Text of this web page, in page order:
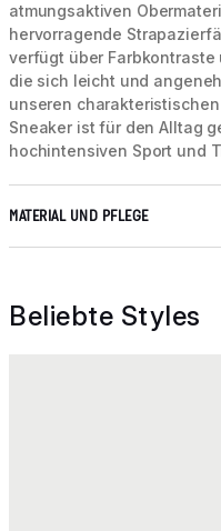
atmungsaktiven
hervorragende
verfügt über Farbkontraste
die sich leicht und
unseren
Sneaker ist für den Alltag
hochintensiven Sport und
MATERIAL UND PFLEGE
Beliebte Styles